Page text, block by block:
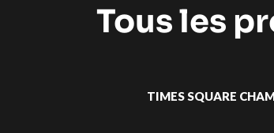
Tous les
TIMES SQUARE